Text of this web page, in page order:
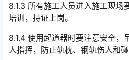
8.1.3 所有施工人员进入施工现场
培训，持证上岗。
8.1.4 使用起道器时要注意安全，
人指挥，防止轨枕、钢轨伤人和碰